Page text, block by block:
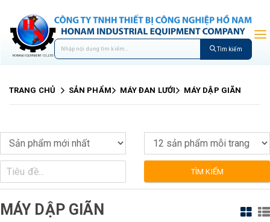
Tìm kiếm
TRANG CHỦ SẢN PHẨM MÁY ĐAN LƯỚI MÁY DẬP GIÃN
TÌM KIẾM
MÁY DẬP GIÃN